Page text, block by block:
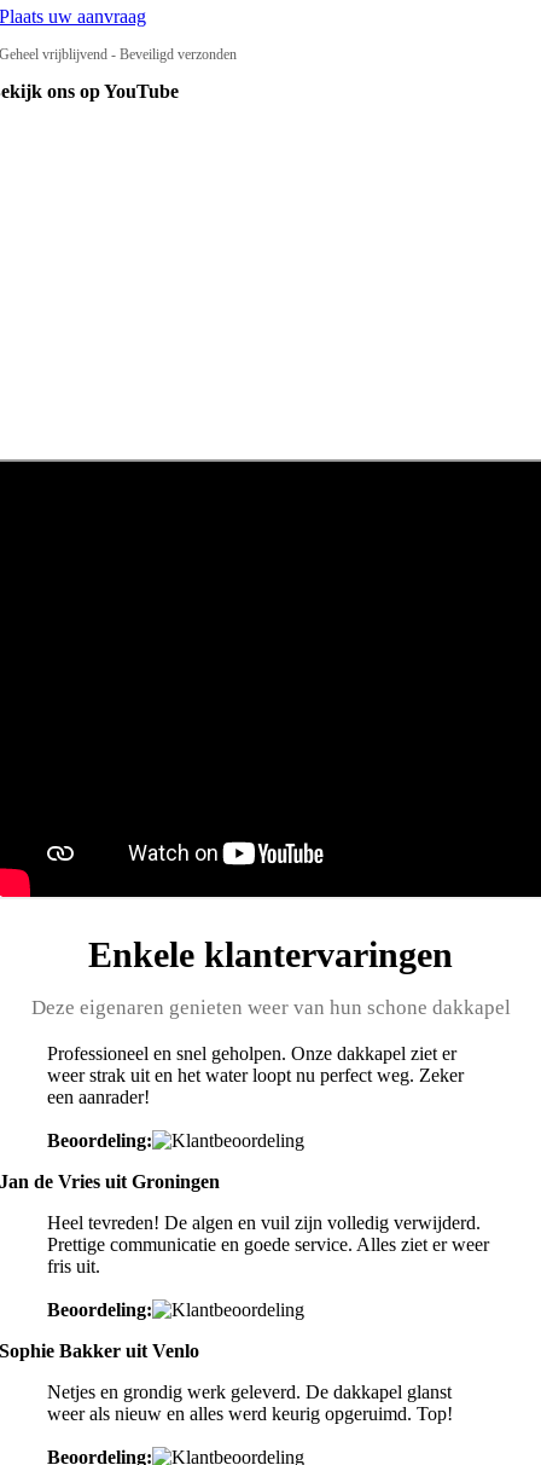
Plaats uw aanvraag
Geheel vrijblijvend - Beveiligd verzonden
ons op YouTube
Enkele klantervaringen
Deze eigenaren genieten weer van hun schone dakkapel
Professioneel en snel geholpen. Onze dakkapel ziet er
weer strak uit en het water loopt nu perfect weg. Zeker
een aanrader!
Beoordeling:
Jan de Vries uit Groningen
Heel tevreden! De algen en vuil zijn volledig verwijderd.
Prettige communicatie en goede service. Alles ziet er weer
fris uit.
Beoordeling:
Sophie Bakker uit Venlo
Netjes en grondig werk geleverd. De dakkapel glanst
weer als nieuw en alles werd keurig opgeruimd. Top!
Beoordeling: